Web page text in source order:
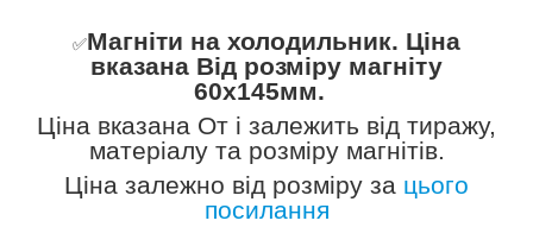
✅️Магніти на холодильник. Ціна
вказана Від розміру магніту
60х145мм.
Ціна вказана От і залежить від тиражу,
матеріалу та розміру магнітів.
Ціна залежно від розміру за цього
посилання